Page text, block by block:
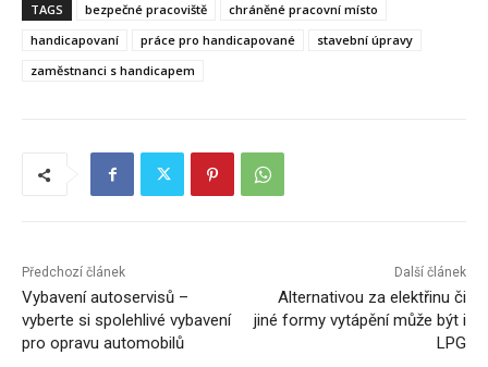
TAGS bezpečné pracoviště
chráněné pracovní místo
handicapovaní
práce pro handicapované
stavební úpravy
zaměstnanci s handicapem
Předchozí článek
Vybavení autoservisů –
vyberte si spolehlivé vybavení
pro opravu automobilů
Další článek
Alternativou za elektřinu či
jiné formy vytápění může být i
LPG